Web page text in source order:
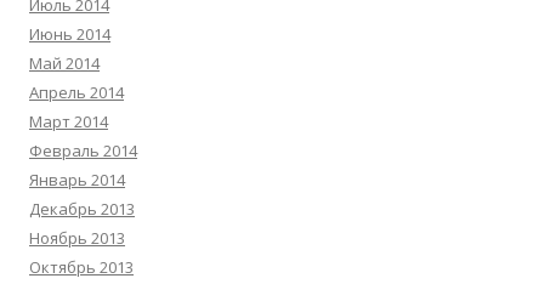
Июль 2014
Июнь 2014
Май 2014
Апрель 2014
Март 2014
Февраль 2014
Январь 2014
Декабрь 2013
Ноябрь 2013
Октябрь 2013